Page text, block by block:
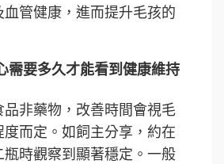
血管健康，進而提升毛孩的
需要多久才能看到健康維持
品非藥物，改善時間會視毛
而定。如飼主分享，約在
時觀察到顯著穩定。一般